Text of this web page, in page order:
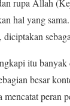
rupa Allah
hal yang
itu
besar
peran